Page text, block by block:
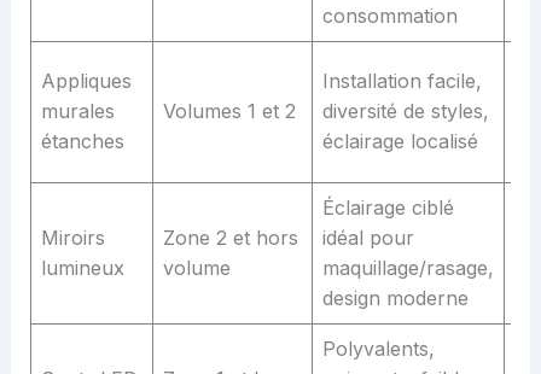
consommation
Appliques
murales
étanches
Volumes 1 et 2
Installation facile,
diversité de styles,
éclairage localisé
Miroirs
lumineux
Zone 2 et hors
volume
Éclairage ciblé
idéal pour
maquillage/rasage,
design moderne
Polyvalents,